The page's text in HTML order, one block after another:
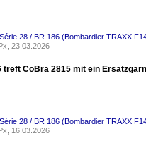
28 / BR 186 (Bombardier TRAXX
23.03.2026
treft CoBra 2815 mit ein
28 / BR 186 (Bombardier TRAXX
16.03.2026